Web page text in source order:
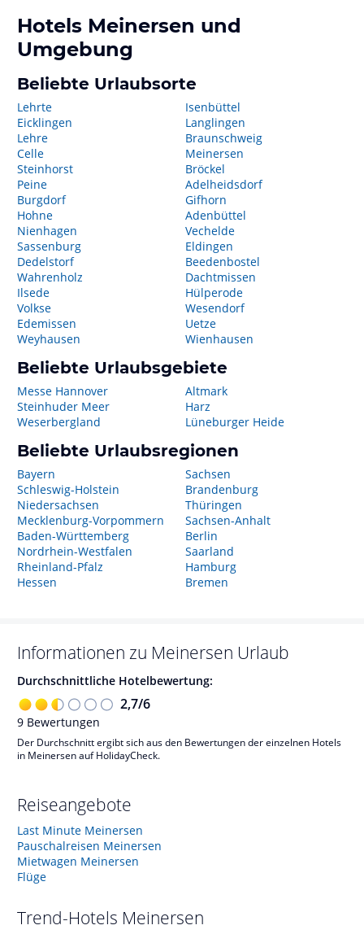
Hotels Meinersen und
Umgebung
Beliebte Urlaubsorte
Lehrte
Eicklingen
Lehre
Celle
Steinhorst
Peine
Burgdorf
Hohne
Nienhagen
Sassenburg
Dedelstorf
Wahrenholz
Ilsede
Volkse
Edemissen
Weyhausen
Isenbüttel
Langlingen
Braunschweig
Meinersen
Bröckel
Adelheidsdorf
Gifhorn
Adenbüttel
Vechelde
Eldingen
Beedenbostel
Dachtmissen
Hülperode
Wesendorf
Uetze
Wienhausen
Beliebte Urlaubsgebiete
Messe Hannover
Steinhuder Meer
Weserbergland
Altmark
Harz
Lüneburger Heide
Beliebte Urlaubsregionen
Bayern
Schleswig-Holstein
Niedersachsen
Mecklenburg-Vorpommern
Baden-Württemberg
Nordrhein-Westfalen
Rheinland-Pfalz
Hessen
Sachsen
Brandenburg
Thüringen
Sachsen-Anhalt
Berlin
Saarland
Hamburg
Bremen
Informationen zu Meinersen Urlaub
Durchschnittliche Hotelbewertung:
2,7/6
9 Bewertungen
Der Durchschnitt ergibt sich aus den Bewertungen der einzelnen Hotels
in Meinersen auf HolidayCheck.
Reiseangebote
Last Minute Meinersen
Pauschalreisen Meinersen
Mietwagen Meinersen
Flüge
Trend-Hotels Meinersen